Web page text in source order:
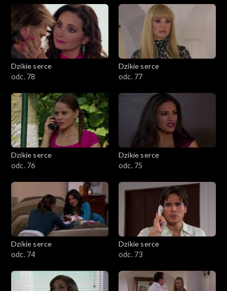
Dzikie serce
odc. 78
Dzikie serce
odc. 77
Dzikie serce
odc. 76
Dzikie serce
odc. 75
Dzikie serce
odc. 74
Dzikie serce
odc. 73